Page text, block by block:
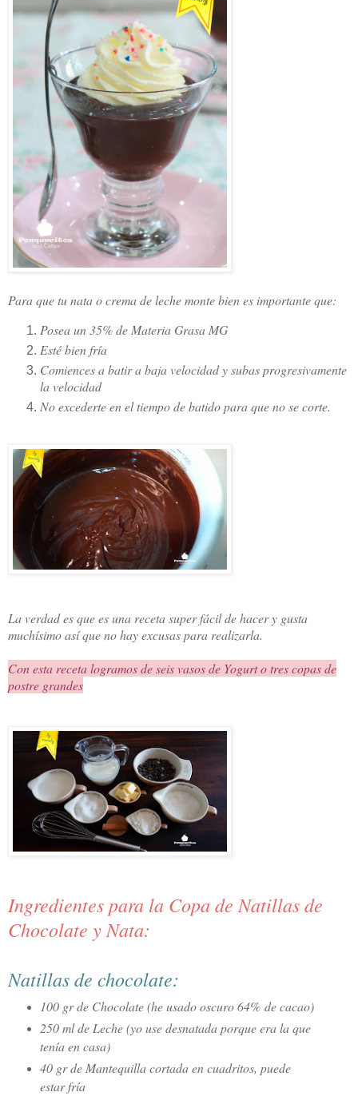
Para que tu nata o crema de leche monte bien es importante que:
Posea un 35% de Materia Grasa MG
Esté bien fría
Comiences a batir a baja velocidad y subas progresivamente
la velocidad
No excederte en el tiempo de batido para que no se corte.
La verdad es que es una receta super fácil de hacer y gusta
muchísimo así que no hay excusas para realizarla.
Con esta receta logramos de seis vasos de Yogurt o tres copas de
postre grandes
Ingredientes para la Copa de Natillas de
Chocolate y Nata:
Natillas de chocolate:
100 gr de Chocolate (he usado oscuro 64% de cacao)
250 ml de Leche (yo use desnatada porque era la que
tenía en casa)
40 gr de Mantequilla cortada en cuadritos, puede
estar fría